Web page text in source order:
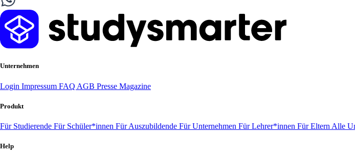
Unternehmen
Login Impressum FAQ AGB Presse Magazine
Produkt
Für Studierende Für Schüler*innen Für Auszubildende Für Unternehmen Für Lehrer*innen Für Eltern Alle
Help